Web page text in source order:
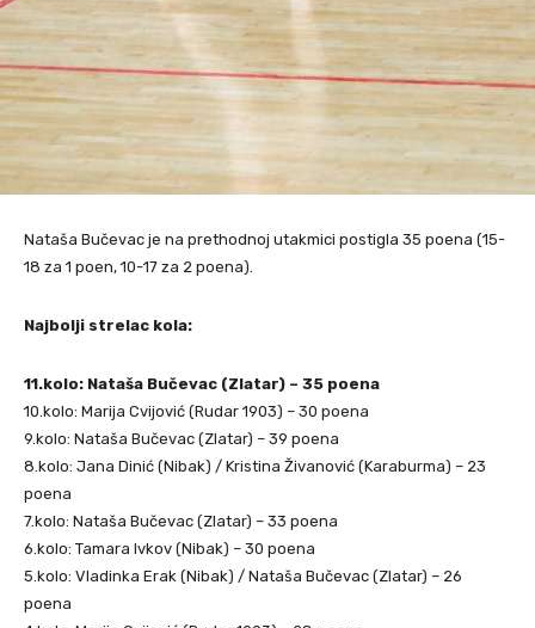
Nataša Bučevac je na prethodnoj utakmici postigla 35 poena (15-
18 za 1 poen, 10-17 za 2 poena).
Najbolji strelac kola:
11.kolo: Nataša Bučevac (Zlatar) – 35 poena
10.kolo: Marija Cvijović (Rudar 1903) – 30 poena
9.kolo: Nataša Bučevac (Zlatar) – 39 poena
8.kolo: Jana Dinić (Nibak) / Kristina Živanović (Karaburma) – 23
poena
7.kolo: Nataša Bučevac (Zlatar) – 33 poena
6.kolo: Tamara Ivkov (Nibak) – 30 poena
5.kolo: Vladinka Erak (Nibak) / Nataša Bučevac (Zlatar) – 26
poena